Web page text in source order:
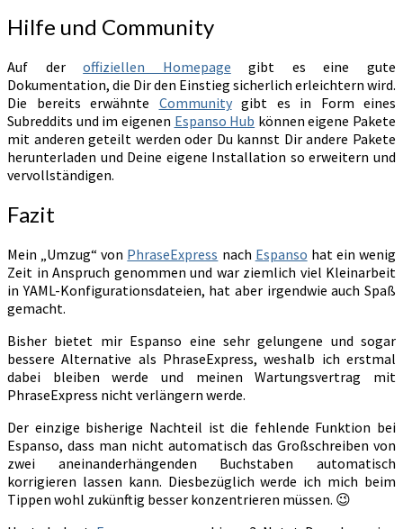
Hilfe und Community
Auf deroffiziellen Homepage gibt es eine gute
Dokumentation, die Dir den Einstieg sicherlich erleichtern wird.
Die bereits erwähnte Communitygibt es in Form eines
Subreddits und im eigenen Espanso Hub können eigene Pakete
mit anderen geteilt werden oder Du kannst Dir andere Pakete
herunterladen und Deine eigene Installation so erweitern und
vervollständigen.
Fazit
Mein „Umzug“ von PhraseExpress nach Espanso hat ein wenig
Zeit in Anspruch genommen und war ziemlich viel Kleinarbeit
in YAML-Konfigurationsdateien, hat aber irgendwie auch Spaß
gemacht.
Bisher bietet mir Espanso eine sehr gelungene und sogar
bessere Alternative als PhraseExpress, weshalb ich erstmal
dabei bleiben werde und meinen Wartungsvertrag mit
PhraseExpress nicht verlängern werde.
Der einzige bisherige Nachteil ist die fehlende Funktion bei
Espanso, dass man nicht automatisch das Großschreiben von
zwei aneinanderhängenden Buchstaben automatisch
korrigieren lassen kann. Diesbezüglich werde ich mich beim
Tippen wohl zukünftig besser konzentrieren müssen. 😉